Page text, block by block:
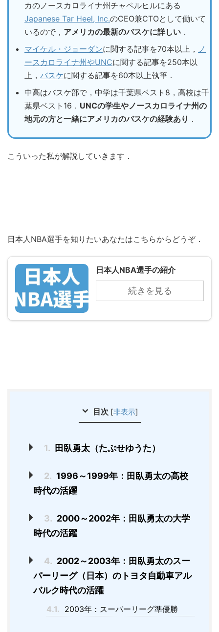
カのノースカロライナ州チャペルヒルにある
Japanese Tar Heel, Inc.のCEO兼CTOとして働いて
いるので， アメリカの最新のバスケに詳しい ．
マイケル・ジョーダンに関する記事を70本以上， ノ
ースカロライナ州やUNCに関する記事を250本以
上， バスケに関する記事を60本以上執筆．
中高はバスケ部で，中学は千葉県ベスト8，高校は千
葉県ベスト16． UNCの学生やノースカロライナ州の
地元の方と一緒にアメリカのバスケの経験あり ．
こういった私が解説していきます．
日本人NBA選手を知りたいあなたはこちらからどうぞ．
日本人NBA選手の紹介
続きを見る
目次 [非表示]
1. 田臥勇太（たぶせゆうた）
2. 1996～1999年：田臥勇太の高校
時代の活躍
3. 2000～2002年：田臥勇太の大学
時代の活躍
4. 2002～2003年：田臥勇太のスー
パーリーグ（日本）のトヨタ自動車アル
バルク時代の活躍
4.1. 2003年：スーパーリーグ準優勝